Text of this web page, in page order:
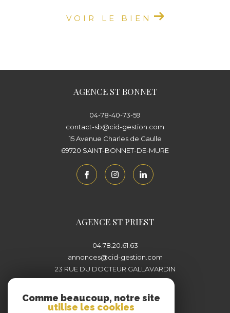
VOIR LE BIEN
AGENCE ST BONNET
04-78-40-73-59
contact-sb@cid-gestion.com
15 Avenue Charles de Gaulle
69720
SAINT-BONNET-DE-MURE
AGENCE ST PRIEST
04.78.20.61.63
annonces@cid-gestion.com
23 RUE DU DOCTEUR GALLAVARDIN
69800 SAINT-PRIEST
Comme beaucoup, notre site
utilise les cookies